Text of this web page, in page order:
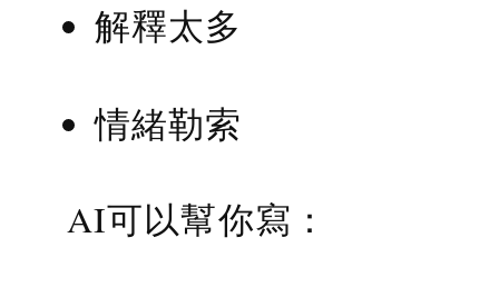
解釋太多
情緒勒索
AI可以幫你寫：